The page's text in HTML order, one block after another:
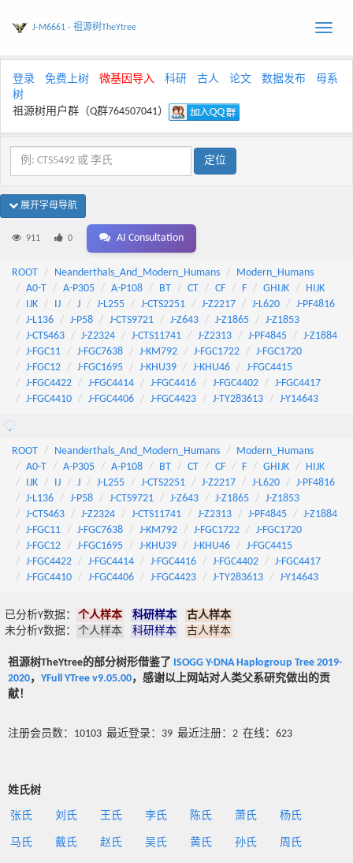
Toggle
J-M6661 - 祖源树TheYtree
登录 免费上树 微基因导入 科研 古人 论文 数据发布
母系
树
祖源树用户群（Q群764507041）
展开字母导航
911 0 AI Consultation
ROOT Neanderthals_And_Modern_Humans
Modern_Humans
A0-T
A-P305 A-P108 BT CT CF F GHIJK
HIJK
IJK
IJ J J-L255 J-CTS2251 J-Z2217 J-L620
J-PF4816
J-L136
J-P58 J-CTS9721 J-Z643 J-Z1865
J-Z1853
J-CTS463
J-Z2324 J-CTS11741 J-Z2313 J-PF4845
J-Z1884
J-FGC11
J-FGC7638 J-KM792 J-FGC1722
J-FGC1720
J-FGC12
J-FGC1695 J-KHU39 J-KHU46
J-FGC4415
J-FGC4422
J-FGC4414 J-FGC4416 J-FGC4402
J-FGC4417
J-FGC4410
J-FGC4406 J-FGC4423 J-TY283613 J-Y14643
ROOT Neanderthals_And_Modern_Humans
Modern_Humans
A0-T
A-P305 A-P108 BT CT CF F GHIJK
HIJK
IJK
IJ J J-L255 J-CTS2251 J-Z2217 J-L620
J-PF4816
J-L136
J-P58 J-CTS9721 J-Z643 J-Z1865
J-Z1853
J-CTS463
J-Z2324 J-CTS11741 J-Z2313 J-PF4845
J-Z1884
J-FGC11
J-FGC7638 J-KM792 J-FGC1722
J-FGC1720
J-FGC12
J-FGC1695 J-KHU39 J-KHU46
J-FGC4415
J-FGC4422
J-FGC4414 J-FGC4416 J-FGC4402
J-FGC4417
J-FGC4410
J-FGC4406 J-FGC4423 J-TY283613 J-Y14643
已分析Y数据： 个人样本 科研样本
古人样本
未分析Y数据：
个人样本 科研样本 古人样本
祖源树TheYtree的部分树形借鉴了 ISOGG Y-DNA Haplogroup Tree 2019-
2020， YFull YTree v9.05.00，感谢以上网站对人类父系研究做出的贡
献！
注册会员数：10103 最近登录：39 最近注册：2 在线：623
姓氏树
张氏 刘氏 王氏 李氏 陈氏 萧氏 杨氏
马氏 戴氏 赵氏 吴氏 黄氏 孙氏 周氏